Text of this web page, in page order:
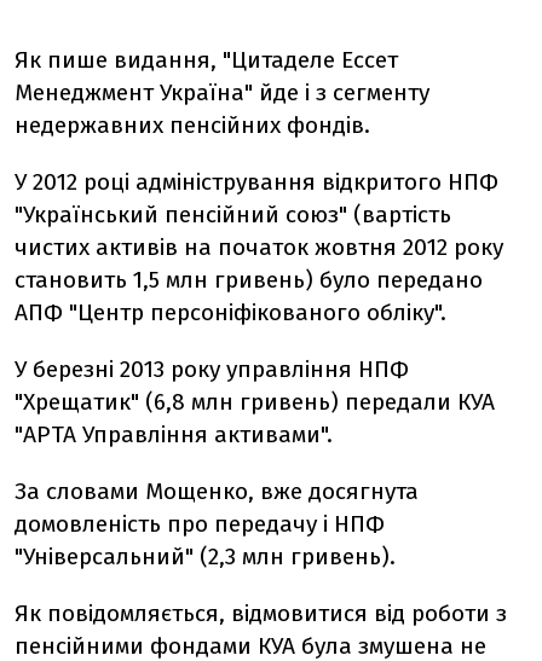
Як пише видання, "Цитаделе Ессет
Менеджмент Україна" йде і з сегменту
недержавних пенсійних фондів.
У 2012 році адміністрування відкритого НПФ
"Український пенсійний союз" (вартість
чистих активів на початок жовтня 2012 року
становить 1,5 млн гривень) було передано
АПФ "Центр персоніфікованого обліку".
У березні 2013 року управління НПФ
"Хрещатик" (6,8 млн гривень) передали КУА
"АРТА Управління активами".
За словами Мощенко, вже досягнута
домовленість про передачу і НПФ
"Універсальний" (2,3 млн гривень).
Як повідомляється, відмовитися від роботи з
пенсійними фондами КУА була змушена не